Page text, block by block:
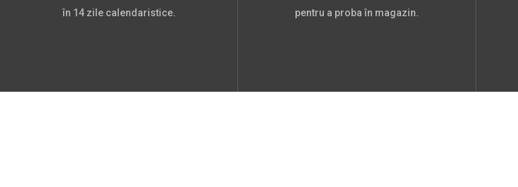
în 14 zile calendaristice. pentru a proba în magazin.